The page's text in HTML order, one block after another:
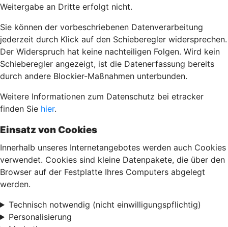
Weitergabe an Dritte erfolgt nicht.
Sie können der vorbeschriebenen Datenverarbeitung
jederzeit durch Klick auf den Schieberegler widersprechen.
Der Widerspruch hat keine nachteiligen Folgen. Wird kein
Schieberegler angezeigt, ist die Datenerfassung bereits
durch andere Blockier-Maßnahmen unterbunden.
Weitere Informationen zum Datenschutz bei etracker
finden Sie hier.
Einsatz von Cookies
Innerhalb unseres Internetangebotes werden auch Cookies
verwendet. Cookies sind kleine Datenpakete, die über den
Browser auf der Festplatte Ihres Computers abgelegt
werden.
Technisch notwendig (nicht einwilligungspflichtig)
Personalisierung